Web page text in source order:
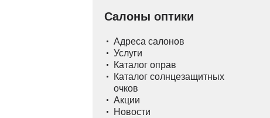
Салоны оптики
Адреса салонов
Услуги
Каталог оправ
Каталог солнцезащитных
очков
Акции
Новости